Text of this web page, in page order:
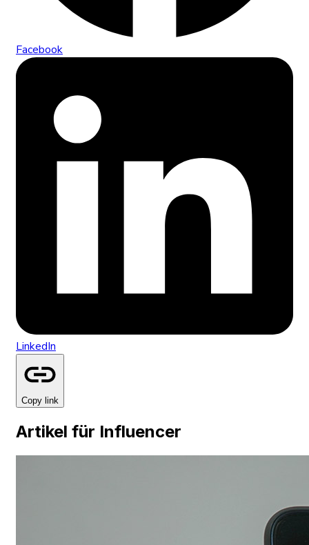
Facebook
LinkedIn
Copy link
Artikel für Influencer